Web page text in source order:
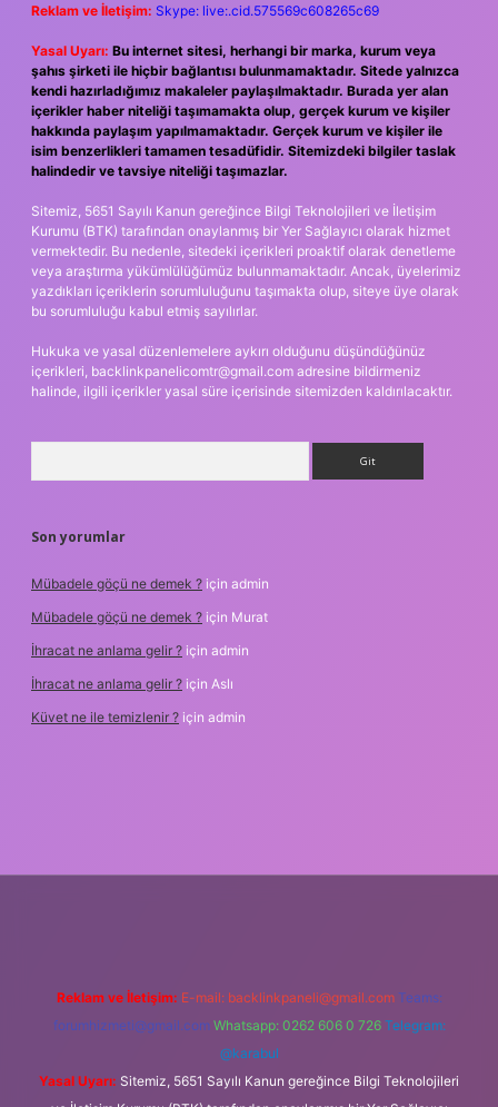
Reklam ve İletişim: Skype: live:.cid.575569c608265c69
Yasal Uyarı: Bu internet sitesi, herhangi bir marka, kurum veya
şahıs şirketi ile hiçbir bağlantısı bulunmamaktadır. Sitede yalnızca
kendi hazırladığımız makaleler paylaşılmaktadır. Burada yer alan
içerikler haber niteliği taşımamakta olup, gerçek kurum ve kişiler
hakkında paylaşım yapılmamaktadır. Gerçek kurum ve kişiler ile
isim benzerlikleri tamamen tesadüfidir. Sitemizdeki bilgiler taslak
halindedir ve tavsiye niteliği taşımazlar.
Sitemiz, 5651 Sayılı Kanun gereğince Bilgi Teknolojileri ve İletişim
Kurumu (BTK) tarafından onaylanmış bir Yer Sağlayıcı olarak hizmet
vermektedir. Bu nedenle, sitedeki içerikleri proaktif olarak denetleme
veya araştırma yükümlülüğümüz bulunmamaktadır. Ancak, üyelerimiz
yazdıkları içeriklerin sorumluluğunu taşımakta olup, siteye üye olarak
bu sorumluluğu kabul etmiş sayılırlar.
Hukuka ve yasal düzenlemelere aykırı olduğunu düşündüğünüz
içerikleri, backlinkpanelicomtr@gmail.com adresine bildirmeniz
halinde, ilgili içerikler yasal süre içerisinde sitemizden kaldırılacaktır.
Son yorumlar
Mübadele göçü ne demek ? için admin
Mübadele göçü ne demek ? için Murat
İhracat ne anlama gelir ? için admin
İhracat ne anlama gelir ? için Aslı
Küvet ne ile temizlenir ? için admin
Reklam ve İletişim: E-mail: backlinkpaneli@gmail.com Teams:
forumhizmeti@gmail.com Whatsapp: 0262 606 0 726 Telegram:
@karabul
Yasal Uyarı: Sitemiz, 5651 Sayılı Kanun gereğince Bilgi Teknolojileri